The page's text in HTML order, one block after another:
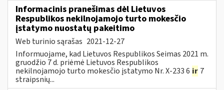
Informacinis pranešimas dėl Lietuvos
Respublikos nekilnojamojo turto mokesčio
įstatymo nuostatų pakeitimo
Web turinio sąrašas 2021-12-27
Informuojame, kad Lietuvos Respublikos Seimas 2021 m.
gruodžio 7 d. priėmė Lietuvos Respublikos
nekilnojamojo turto mokesčio įstatymo Nr. X-233 6 ir 7
straipsnių...